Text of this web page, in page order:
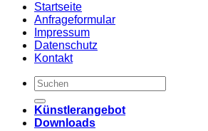
Startseite
Anfrageformular
Impressum
Datenschutz
Kontakt
Künstlerangebot
Downloads